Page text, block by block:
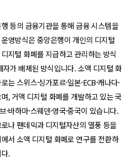
등의 금융기관을 통해 금융 시스템을
영방식은 중앙은행이 개인의 디지털
지털 화폐를 지급하고 관리하는 방식
가 배제된 방식입니다. 소액 디지털 화
는 스위스·싱가포르·일본·ECB·캐나다·
, 거액 디지털 화폐를 개발하고 있는 국
·바하마·스웨덴·영국·중국이 있습니다.
나 팬데믹과 디지털자산의 열풍 등을
서 소액 디지털 화폐로 연구를 전환하
.